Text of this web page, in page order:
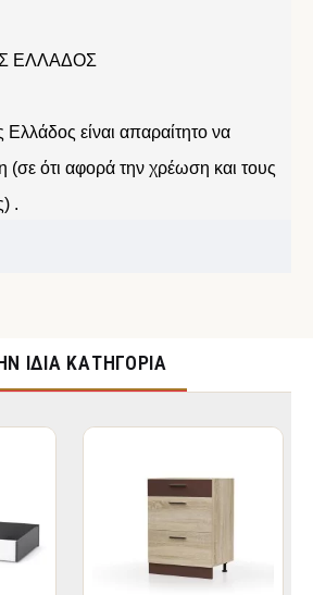
ΕΛΛΑΔΟΣ
Ελλάδος είναι απαραίτητο να
(σε ότι αφορά την χρέωση και τους
.
ΊΔΙΑ ΚΑΤΗΓΟΡΊΑ